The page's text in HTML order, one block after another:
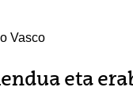
Vasco
eta